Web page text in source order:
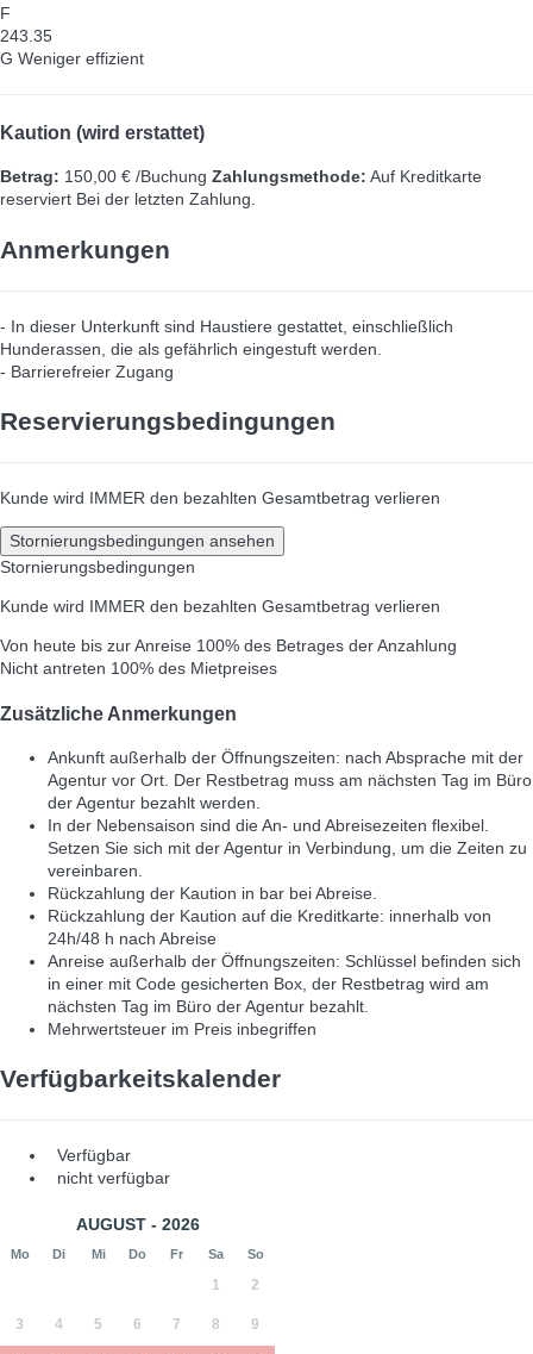
F
243.35
G Weniger effizient
Kaution (wird erstattet)
Betrag: 150,00 € /Buchung Zahlungsmethode: Auf Kreditkarte
reserviert Bei der letzten Zahlung.
Anmerkungen
- In dieser Unterkunft sind Haustiere gestattet, einschließlich
Hunderassen, die als gefährlich eingestuft werden.
- Barrierefreier Zugang
Reservierungsbedingungen
Kunde wird IMMER den bezahlten Gesamtbetrag verlieren
Stornierungsbedingungen ansehen
Stornierungsbedingungen
Kunde wird IMMER den bezahlten Gesamtbetrag verlieren
Von heute bis zur Anreise 100% des Betrages der Anzahlung
Nicht antreten 100% des Mietpreises
Zusätzliche Anmerkungen
Ankunft außerhalb der Öffnungszeiten: nach Absprache mit der
Agentur vor Ort. Der Restbetrag muss am nächsten Tag im Büro
der Agentur bezahlt werden.
In der Nebensaison sind die An- und Abreisezeiten flexibel.
Setzen Sie sich mit der Agentur in Verbindung, um die Zeiten zu
vereinbaren.
Rückzahlung der Kaution in bar bei Abreise.
Rückzahlung der Kaution auf die Kreditkarte: innerhalb von
24h/48 h nach Abreise
Anreise außerhalb der Öffnungszeiten: Schlüssel befinden sich
in einer mit Code gesicherten Box, der Restbetrag wird am
nächsten Tag im Büro der Agentur bezahlt.
Mehrwertsteuer im Preis inbegriffen
Verfügbarkeitskalender
Verfügbar
nicht verfügbar
AUGUST - 2026
Mo Di Mi Do Fr Sa So
1 2
3 4 5 6 7 8 9